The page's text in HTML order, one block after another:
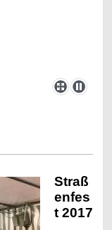
Straß
enfes
t 2017